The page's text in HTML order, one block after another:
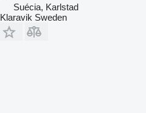
Suécia, Karlstad
Klaravik Sweden